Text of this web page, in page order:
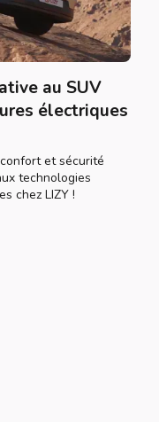
au SUV
électriques
et sécurité
technologies
chez LIZY !